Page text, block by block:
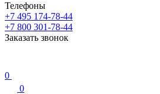
Телефоны
+7 495 174-78-44
+7 800 301-78-44
Заказать звонок
0
0